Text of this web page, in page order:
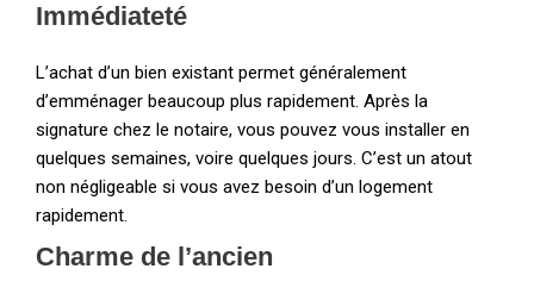
Immédiateté
L’achat d’un bien existant permet généralement
d’emménager beaucoup plus rapidement. Après la
signature chez le notaire, vous pouvez vous installer en
quelques semaines, voire quelques jours. C’est un atout
non négligeable si vous avez besoin d’un logement
rapidement.
Charme de l’ancien